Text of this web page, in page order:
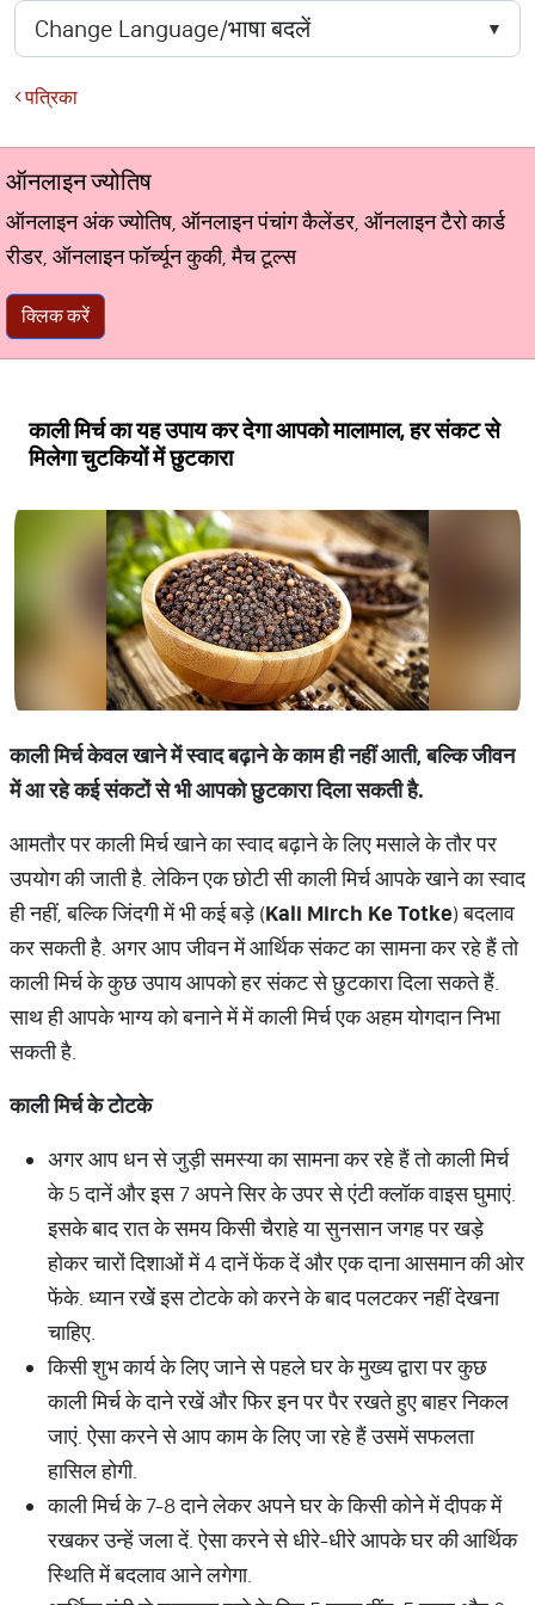
पत्रिका
ऑनलाइन ज्योतिष
ऑनलाइन अंक ज्योतिष, ऑनलाइन पंचांग कैलेंडर, ऑनलाइन टैरो कार्ड
रीडर, ऑनलाइन फॉर्च्यून कुकी, मैच टूल्स
क्लिक करें
काली मिर्च का यह उपाय कर देगा आपको मालामाल, हर संकट से
मिलेगा चुटकियों में छुटकारा
काली मिर्च केवल खाने में स्वाद बढ़ाने के काम ही नहीं आती, बल्कि जीवन
में आ रहे कई संकटों से भी आपको छुटकारा दिला सकती है.
आमतौर पर काली मिर्च खाने का स्वाद बढ़ाने के लिए मसाले के तौर पर
उपयोग की जाती है. लेकिन एक छोटी सी काली मिर्च आपके खाने का स्वाद
ही नहीं, बल्कि जिंदगी में भी कई बड़े (Kali Mirch Ke Totke) बदलाव
कर सकती है. अगर आप जीवन में आर्थिक संकट का सामना कर रहे हैं तो
काली मिर्च के कुछ उपाय आपको हर संकट से छुटकारा दिला सकते हैं.
साथ ही आपके भाग्य को बनाने में में काली मिर्च एक अहम योगदान निभा
सकती है.
काली मिर्च के टोटके
अगर आप धन से जुड़ी समस्या का सामना कर रहे हैं तो काली मिर्च
के 5 दानें और इस 7 अपने सिर के उपर से एंटी क्लाॅक वाइस घुमाएं.
इसके बाद रात के समय किसी चैराहे या सुनसान जगह पर खड़े
होकर चारों दिशाओं में 4 दानें फेंक दें और एक दाना आसमान की ओर
फेंके. ध्यान रखेें इस टोटके को करने के बाद पलटकर नहीं देखना
चाहिए.
किसी शुभ कार्य के लिए जाने से पहले घर के मुख्य द्वारा पर कुछ
काली मिर्च के दाने रखें और फिर इन पर पैर रखते हुए बाहर निकल
जाएं. ऐसा करने से आप काम के लिए जा रहे हैं उसमें सफलता
हासिल होगी.
काली मिर्च के 7-8 दाने लेकर अपने घर के किसी कोने में दीपक में
रखकर उन्हें जला दें. ऐसा करने से धीरे-धीरे आपके घर की आर्थिक
स्थिति में बदलाव आने लगेगा.